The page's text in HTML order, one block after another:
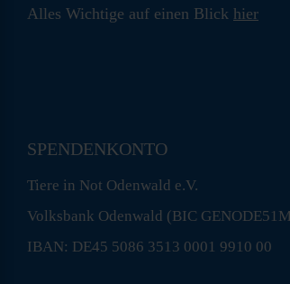
Alles Wichtige auf einen Blick hier
SPENDENKONTO
Tiere in Not Odenwald e.V.
Volksbank Odenwald (BIC
IBAN: DE45 5086 3513 0001 9910 00